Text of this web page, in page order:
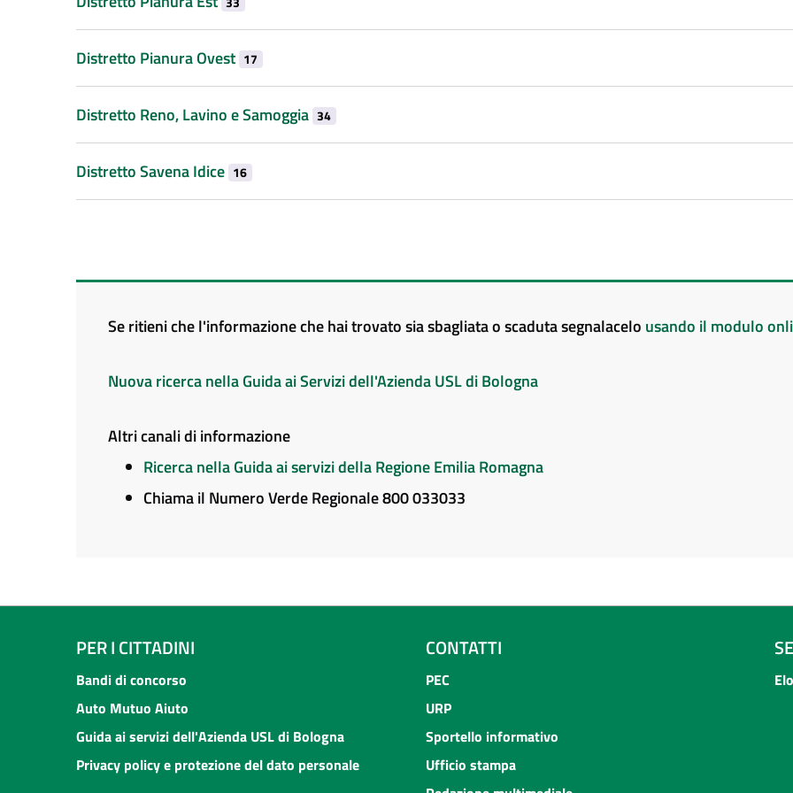
Distretto Pianura Ovest 17
Distretto Reno, Lavino e Samoggia 34
Distretto Savena Idice 16
Se ritieni che l'informazione che hai trovato sia sbagliata o scaduta segnalacelo usando il modulo
Nuova ricerca nella Guida ai Servizi dell'Azienda USL di Bologna
Altri canali di informazione
Ricerca nella Guida ai servizi della Regione Emilia Romagna
Chiama il Numero Verde Regionale 800 033033
PER I CITTADINI
Bandi di concorso
Auto Mutuo Aiuto
Guida ai servizi dell'Azienda USL di Bologna
Privacy policy e protezione del dato personale
CONTATTI
PEC
URP
Sportello informativo
Ufficio stampa